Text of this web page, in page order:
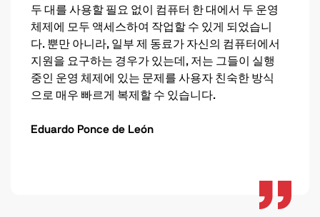
두 대를 사용할 필요 없이 컴퓨터 한 대에서 두 운영
체제에 모두 액세스하여 작업할 수 있게 되었습니
다. 뿐만 아니라, 일부 제 동료가 자신의 컴퓨터에서
지원을 요구하는 경우가 있는데, 저는 그들이 실행
중인 운영 체제에 있는 문제를 사용자 친숙한 방식
으로 매우 빠르게 복제할 수 있습니다.
Eduardo Ponce de León